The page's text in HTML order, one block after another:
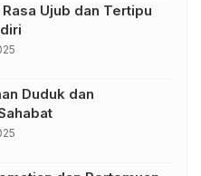
Ujub dan Tertipu
Duduk dan